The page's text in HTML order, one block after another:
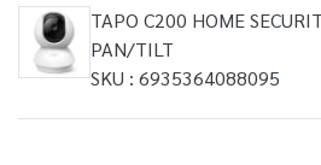
TAPO C200 HOME
PAN/TILT
SKU : 6935364088095